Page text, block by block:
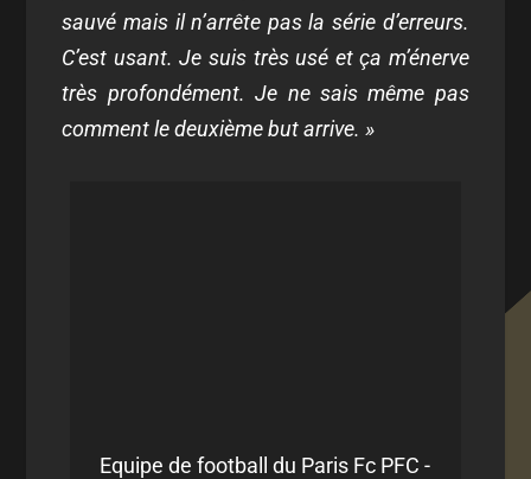
sauvé mais il n’arrête pas la série d’erreurs.
C’est usant. Je suis très usé et ça m’énerve
très profondément. Je ne sais même pas
comment le deuxième but arrive. »
Equipe de football du Paris Fc PFC -